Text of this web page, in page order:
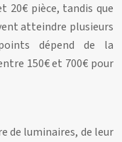
20€ pièce, tandis que
atteindre plusieurs
dépend de la
150€ et 700€ pour
de luminaires, de leur